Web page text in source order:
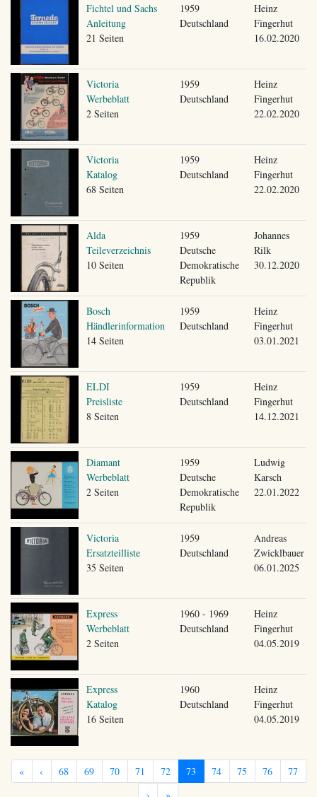
Fichtel und Sachs
Anleitung
21 Seiten
1959
Deutschland
Heinz
Fingerhut
16.02.2020
Victoria
Werbeblatt
2 Seiten
1959
Deutschland
Heinz
Fingerhut
22.02.2020
Victoria
Katalog
68 Seiten
1959
Deutschland
Heinz
Fingerhut
22.02.2020
Alda
Teileverzeichnis
10 Seiten
1959
Deutsche
Demokratische
Republik
Johannes
Rilk
30.12.2020
Bosch
Händlerinformation
14 Seiten
1959
Deutschland
Heinz
Fingerhut
03.01.2021
ELDI
Preisliste
8 Seiten
1959
Deutschland
Heinz
Fingerhut
14.12.2021
Diamant
Werbeblatt
2 Seiten
1959
Deutsche
Demokratische
Republik
Ludwig
Karsch
22.01.2022
Victoria
Ersatzteilliste
35 Seiten
1959
Deutschland
Andreas
Zwicklbauer
06.01.2025
Express
Werbeblatt
2 Seiten
1960 - 1969
Deutschland
Heinz
Fingerhut
04.05.2019
Express
Katalog
16 Seiten
1960
Deutschland
Heinz
Fingerhut
04.05.2019
« ‹ 68 69 70 71 72 73 74 75 76
77
›
»